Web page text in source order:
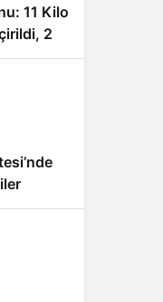
11 Kilo
2